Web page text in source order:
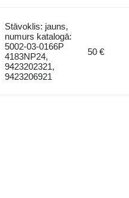
Stāvoklis: jauns,
numurs katalogā:
5002-03-0166P
4183NP24,
9423202321,
9423206921
50 €